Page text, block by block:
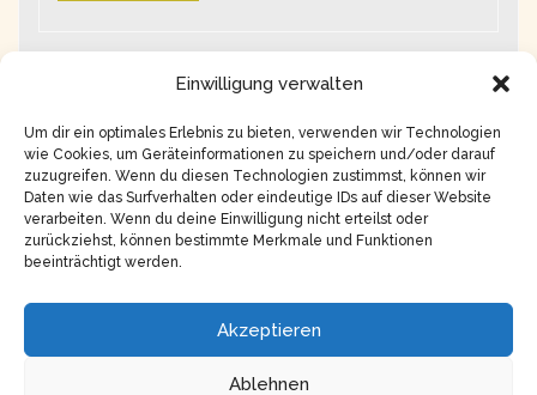
Einwilligung verwalten
Um dir ein optimales Erlebnis zu bieten, verwenden wir Technologien
wie Cookies, um Geräteinformationen zu speichern und/oder darauf
zuzugreifen. Wenn du diesen Technologien zustimmst, können wir
Daten wie das Surfverhalten oder eindeutige IDs auf dieser Website
verarbeiten. Wenn du deine Einwilligung nicht erteilst oder
zurückziehst, können bestimmte Merkmale und Funktionen
beeinträchtigt werden.
Akzeptieren
Ablehnen
Impressum
Datenschutz